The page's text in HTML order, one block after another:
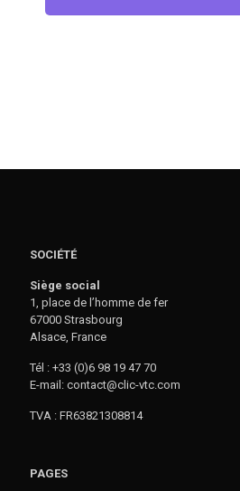
SOCIÉTÉ
Siège social
1, place de l’homme de fer
67000 Strasbourg
Alsace, France
Tél : +33 (0)6 98 19 47 70
E-mail: contact@clic-vtc.com
TVA : FR63821308814
PAGES